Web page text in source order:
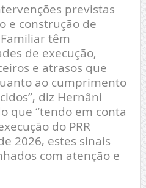
previstas
e construção de
têm
de execução,
e atrasos que
ao cumprimento
diz Hernâni
que “tendo em conta
do PRR
2026, estes sinais
com atenção e